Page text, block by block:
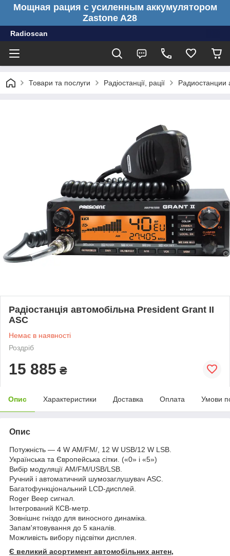
Мощная рация с усиленным аккумулятором
Zastone A28
Radioscan
Товари та послуги Радіостанції, рації Радиостанции
Радіостанція автомобільна President Grant II
ASC
Немає в наявності
Роздріб
15 885 ₴
Опис Характеристики Доставка Оплата Умови
Опис
Потужність — 4 W АМ/FM/, 12 W USB/12 W LSB.
Українська та Європейська сітки. («0» і «5»)
Вибір модуляції AM/FM/USB/LSB.
Ручний і автоматичний шумозаглушувач ASC.
Багатофункціональний LCD-дисплей.
Roger Beep сигнал.
Інтегрований КСВ-метр.
Зовнішнє гніздо для виносного динаміка.
Запам'ятовування до 5 каналів.
Можливість вибору підсвітки дисплея.
Є великий асортимент автомобільних антен,